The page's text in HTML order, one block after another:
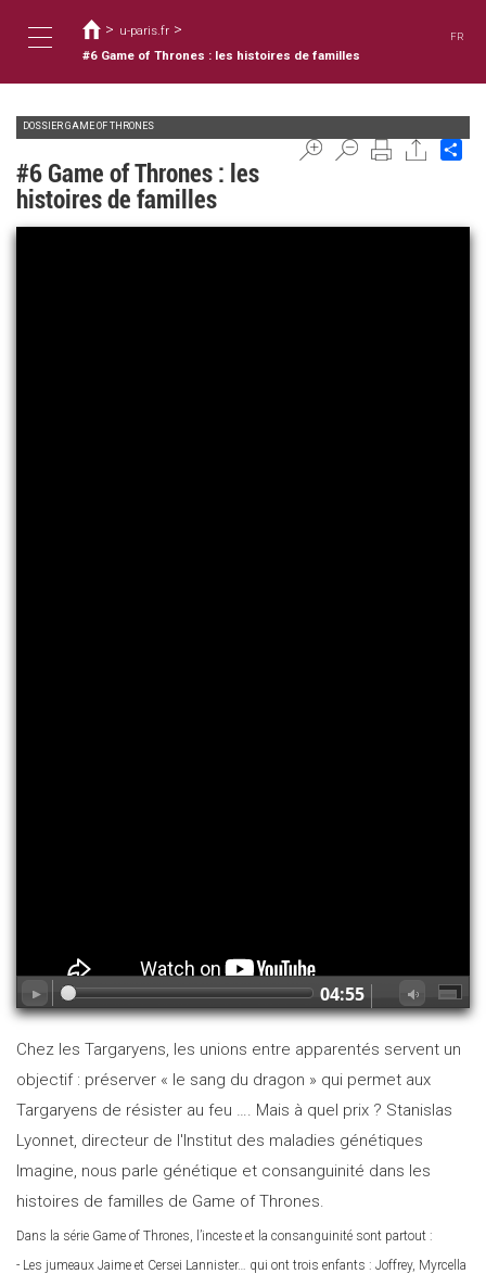
容
Toggle
navigation
在
這
裡
> u-paris.fr >
#6 Game of Thrones : les histoires de familles
FR
DOSSIER GAME OF THRONES
#6 Game of Thrones : les
histoires de familles
04:55
Chez les Targaryens, les unions entre apparentés servent un
objectif : préserver « le sang du dragon » qui permet aux
Targaryens de résister au feu …. Mais à quel prix ? Stanislas
Lyonnet, directeur de l'Institut des maladies génétiques
Imagine, nous parle génétique et consanguinité dans les
histoires de familles de Game of Thrones.
Dans la série Game of Thrones, l’inceste et la consanguinité sont partout :
- Les jumeaux Jaime et Cersei Lannister… qui ont trois enfants : Joffrey, Myrcella